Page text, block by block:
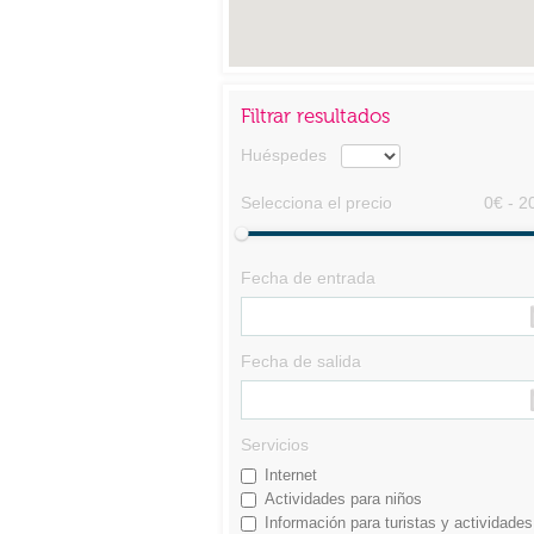
Filtrar resultados
Huéspedes
Selecciona el precio 0€ -
Fecha de entrada
Fecha de salida
Servicios
Internet
Actividades para niños
Información para turistas y actividades